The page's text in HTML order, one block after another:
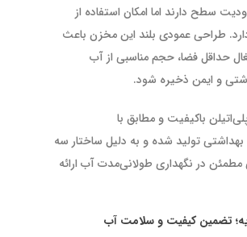
سطح دارند اما امکان استفاده از
طراحی عمودی بلند این مخزن باعث
حداقل فضا، حجم مناسبی از آب
و ایمن ذخیره شود.
باکیفیت و مطابق با
بهداشتی تولید شده و به دلیل ساختار سه
مطمئن در نگهداری طولانی‌مدت آب ارائه
تضمین کیفیت و سلامت آب